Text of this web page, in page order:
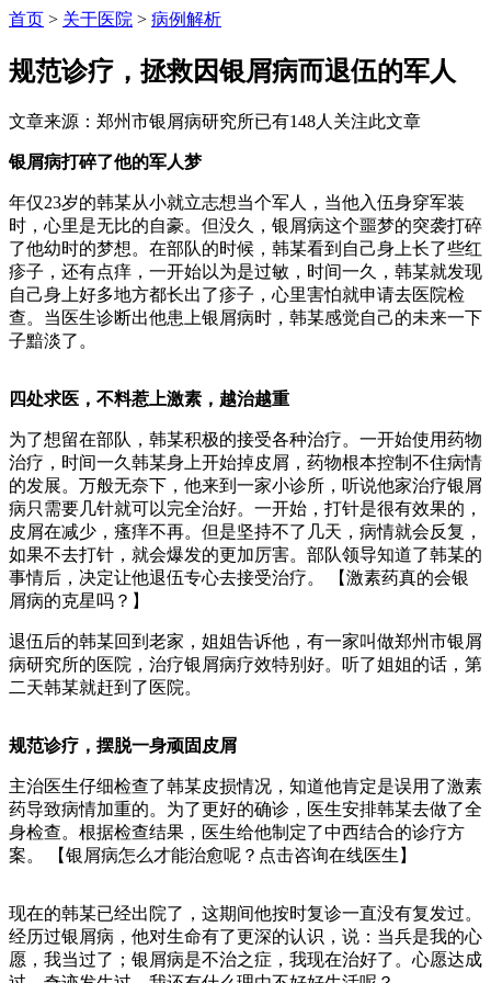
首页 > 关于医院 > 病例解析
规范诊疗，拯救因银屑病而退伍的军人
文章来源：郑州市银屑病研究所已有148人关注此文章
银屑病打碎了他的军人梦
年仅23岁的韩某从小就立志想当个军人，当他入伍身穿军装
时，心里是无比的自豪。但没久，银屑病这个噩梦的突袭打碎
了他幼时的梦想。在部队的时候，韩某看到自己身上长了些红
疹子，还有点痒，一开始以为是过敏，时间一久，韩某就发现
自己身上好多地方都长出了疹子，心里害怕就申请去医院检
查。当医生诊断出他患上银屑病时，韩某感觉自己的未来一下
子黯淡了。
四处求医，不料惹上激素，越治越重
为了想留在部队，韩某积极的接受各种治疗。一开始使用药物
治疗，时间一久韩某身上开始掉皮屑，药物根本控制不住病情
的发展。万般无奈下，他来到一家小诊所，听说他家治疗银屑
病只需要几针就可以完全治好。一开始，打针是很有效果的，
皮屑在减少，瘙痒不再。但是坚持不了几天，病情就会反复，
如果不去打针，就会爆发的更加厉害。部队领导知道了韩某的
事情后，决定让他退伍专心去接受治疗。 【激素药真的会银
屑病的克星吗？】
退伍后的韩某回到老家，姐姐告诉他，有一家叫做郑州市银屑
病研究所的医院，治疗银屑病疗效特别好。听了姐姐的话，第
二天韩某就赶到了医院。
规范诊疗，摆脱一身顽固皮屑
主治医生仔细检查了韩某皮损情况，知道他肯定是误用了激素
药导致病情加重的。为了更好的确诊，医生安排韩某去做了全
身检查。根据检查结果，医生给他制定了中西结合的诊疗方
案。 【银屑病怎么才能治愈呢？点击咨询在线医生】
现在的韩某已经出院了，这期间他按时复诊一直没有复发过。
经历过银屑病，他对生命有了更深的认识，说：当兵是我的心
愿，我当过了；银屑病是不治之症，我现在治好了。心愿达成